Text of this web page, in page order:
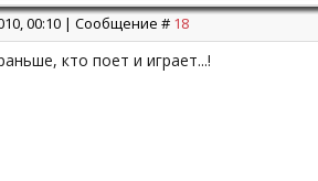
00:10 | Сообщение # 18
кто поет и играет...!